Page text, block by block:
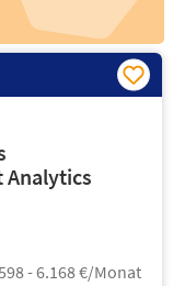
Analytics
- 6.168 €/Monat